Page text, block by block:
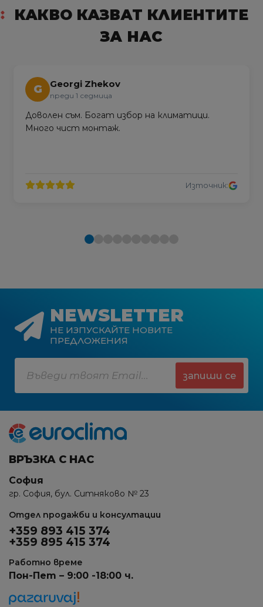
КАКВО КАЗВАТ КЛИЕНТИТЕ
ЗА НАС
G Georgi Zhekov
преди 1 седмица
Доволен съм. Богат избор на климатици.
Много чист монтаж.
Източник:
NEWSLETTER
НЕ ИЗПУСКАЙТЕ НОВИТЕ
ПРЕДЛОЖЕНИЯ
запиши се
ВРЪЗКА С НАС
София
гр. София, бул. Ситняково № 23
Отдел продажби и консултации
+359 893 415 374
+359 895 415 374
Работно време
Пон-Пет – 9:00 -18:00 ч.